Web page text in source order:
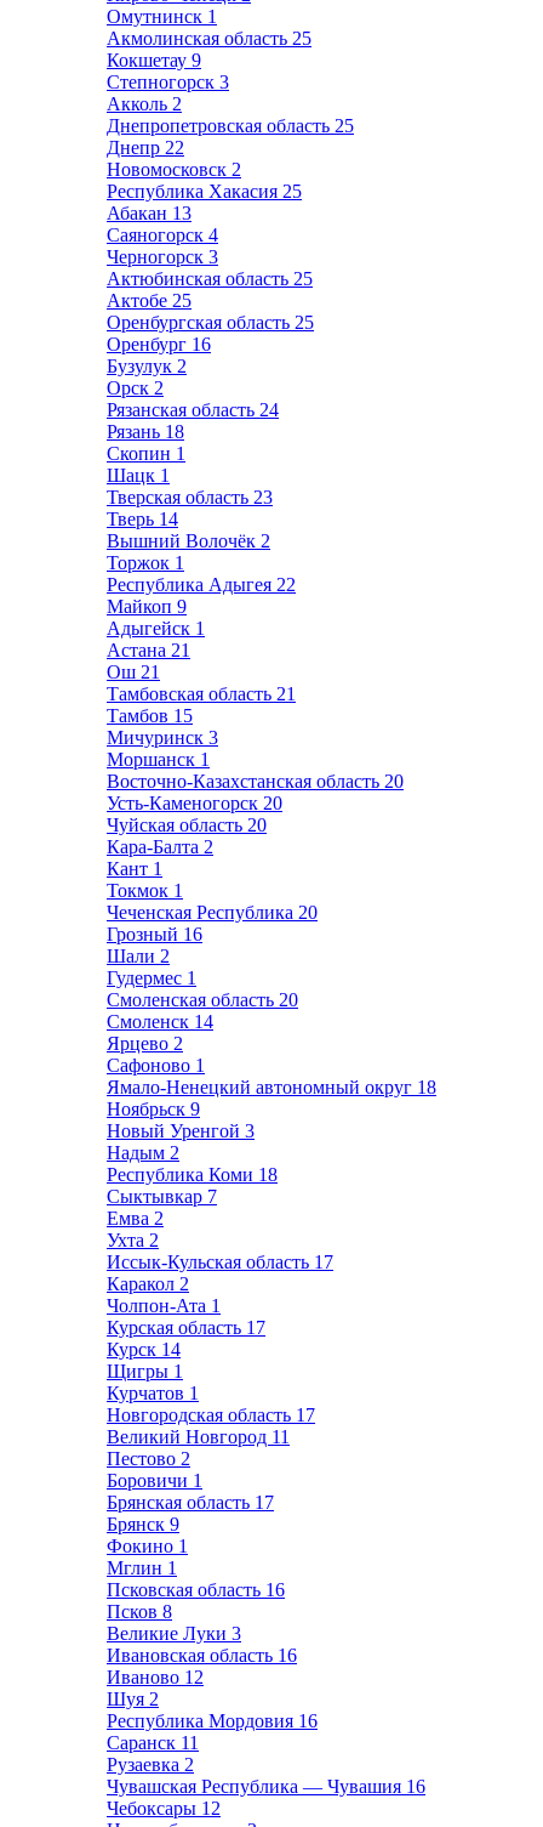
Омутнинск 1
Акмолинская область 25
Кокшетау 9
Степногорск 3
Акколь 2
Днепропетровская область 25
Днепр 22
Новомосковск 2
Республика Хакасия 25
Абакан 13
Саяногорск 4
Черногорск 3
Актюбинская область 25
Актобе 25
Оренбургская область 25
Оренбург 16
Бузулук 2
Орск 2
Рязанская область 24
Рязань 18
Скопин 1
Шацк 1
Тверская область 23
Тверь 14
Вышний Волочёк 2
Торжок 1
Республика Адыгея 22
Майкоп 9
Адыгейск 1
Астана 21
Ош 21
Тамбовская область 21
Тамбов 15
Мичуринск 3
Моршанск 1
Восточно-Казахстанская область 20
Усть-Каменогорск 20
Чуйская область 20
Кара-Балта 2
Кант 1
Токмок 1
Чеченская Республика 20
Грозный 16
Шали 2
Гудермес 1
Смоленская область 20
Смоленск 14
Ярцево 2
Сафоново 1
Ямало-Ненецкий автономный округ 18
Ноябрьск 9
Новый Уренгой 3
Надым 2
Республика Коми 18
Сыктывкар 7
Емва 2
Ухта 2
Иссык-Кульская область 17
Каракол 2
Чолпон-Ата 1
Курская область 17
Курск 14
Щигры 1
Курчатов 1
Новгородская область 17
Великий Новгород 11
Пестово 2
Боровичи 1
Брянская область 17
Брянск 9
Фокино 1
Мглин 1
Псковская область 16
Псков 8
Великие Луки 3
Ивановская область 16
Иваново 12
Шуя 2
Республика Мордовия 16
Саранск 11
Рузаевка 2
Чувашская Республика — Чувашия 16
Чебоксары 12